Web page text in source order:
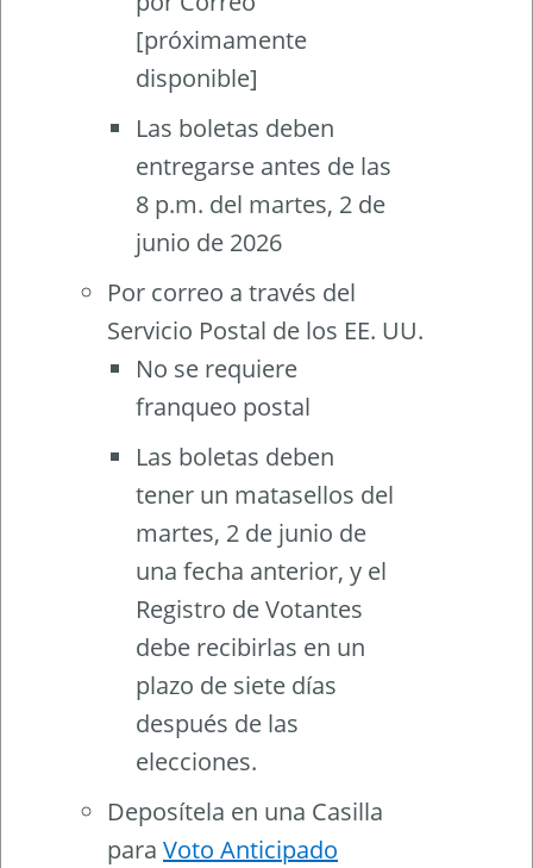
[próximamente
disponible]
Las boletas deben
entregarse antes de las
8 p.m. del martes, 2 de
junio de 2026
Por correo a través del
Servicio Postal de los EE. UU.
No se requiere
franqueo postal
Las boletas deben
tener un matasellos del
martes, 2 de junio de
una fecha anterior, y el
Registro de Votantes
debe recibirlas en un
plazo de siete días
después de las
elecciones.
Deposítela en una Casilla
para Voto Anticipado